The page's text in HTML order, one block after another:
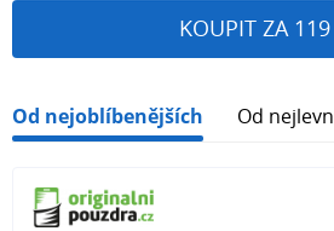
KOUPIT ZA
Od nejoblíbenějších Od